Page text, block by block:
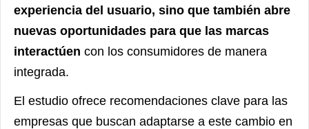
experiencia del usuario, sino que también abre
nuevas oportunidades para que las marcas
interactúen con los consumidores de manera
integrada.
El estudio ofrece recomendaciones clave para las
empresas que buscan adaptarse a este cambio en